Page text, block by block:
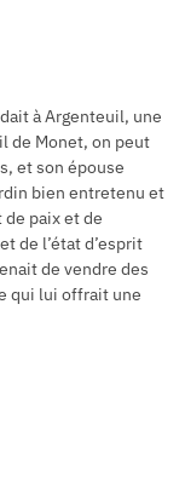
à Argenteuil, une
de Monet, on peut
et son épouse
bien entretenu et
paix et de
de l’état d’esprit
de vendre des
qui lui offrait une